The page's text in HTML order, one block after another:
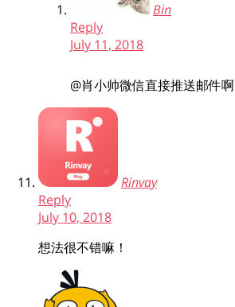
Bin
Reply
July 11, 2018
@肖小帅微信直接推送邮件啊
Rinvay
Reply
July 10, 2018
想法很不错嘛！